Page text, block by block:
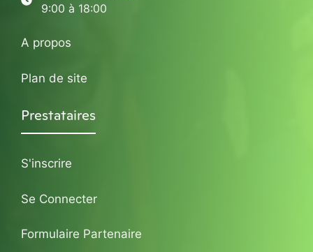
9:00 à 18:00
A propos
Plan de site
Prestataires
S'inscrire
Se Connecter
Formulaire Partenaire